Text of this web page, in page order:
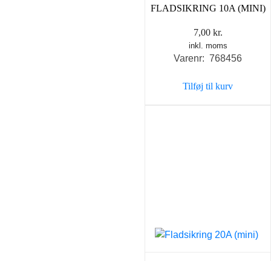
FLADSIKRING 10A (MINI)
7,00 kr.
inkl. moms
Varenr: 768456
Tilføj til kurv